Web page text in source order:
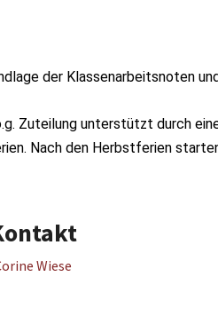
der Klassenarbeitsnoten
Zuteilung unterstützt durch
Nach den Herbstferien
Wiese